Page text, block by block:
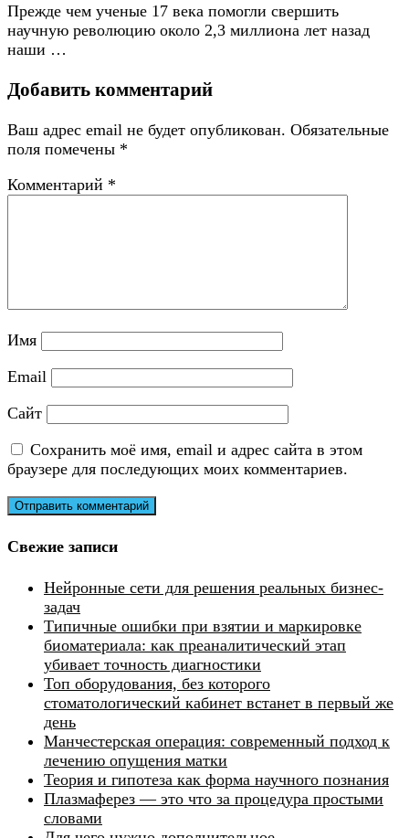
Прежде чем ученые 17 века помогли свершить
научную революцию около 2,3 миллиона лет назад
наши …
Добавить комментарий
Ваш адрес email не будет опубликован. Обязательные
поля помечены *
Комментарий *
Имя
Email
Сайт
Сохранить моё имя, email и адрес сайта в этом
браузере для последующих моих комментариев.
Свежие записи
Нейронные сети для решения реальных бизнес-
задач
Типичные ошибки при взятии и маркировке
биоматериала: как преаналитический этап
убивает точность диагностики
Топ оборудования, без которого
стоматологический кабинет встанет в первый же
день
Манчестерская операция: современный подход к
лечению опущения матки
Теория и гипотеза как форма научного познания
Плазмаферез — это что за процедура простыми
словами